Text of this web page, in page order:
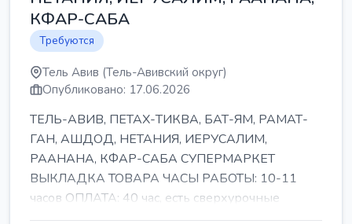
КФАР-САБА
Требуются
Тель Авив (Тель-Авивский округ)
Опубликовано: 17.06.2026
ТЕЛЬ-АВИВ, ПЕТАХ-ТИКВА, БАТ-ЯМ, РАМАТ-
ГАН, АШДОД, НЕТАНИЯ, ИЕРУСАЛИМ,
РААНАНА, КФАР-САБА СУПЕРМАРКЕТ
ВЫКЛАДКА ТОВАРА ЧАСЫ РАБОТЫ: 10-11
часов ОПЛАТА: 40 час, есть сверхурочные
ПИТАНИЕ ЕСТЬ Для синих б...